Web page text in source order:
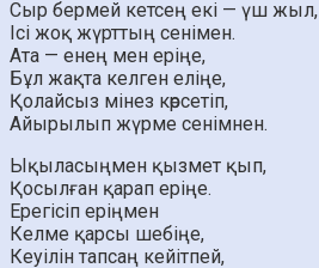
Сыр бермей кетсең екі — үш жыл,
Ісі жоқ жүрттың сенімен.
Ата — енең мен еріңе,
Бұл жақта келген еліңе,
Қолайсыз мінез көрсетіп,
Айырылып жүрме сенімнен.
Ықыласыңмен қызмет қып,
Қосылған қарап еріңе.
Ерегісіп еріңмен
Келме қарсы шебіңе,
Кеуілін тапсаң кейітпей,